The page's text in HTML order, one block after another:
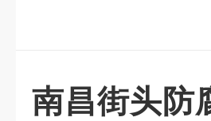
南昌街头防